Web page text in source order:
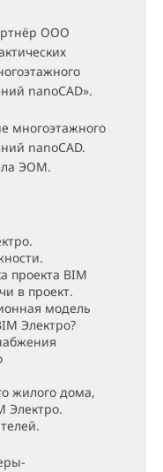
ООО
nanoCAD».
многоэтажного
nanoCAD.
ЭОМ.
проекта BIM
в проект.
модель
Электро?
жилого дома,
Электро.